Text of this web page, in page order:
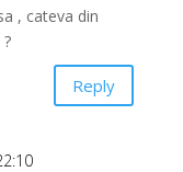
, cateva din
Reply